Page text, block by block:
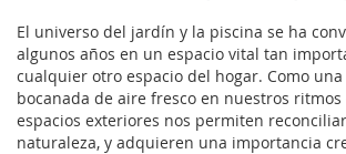
El universo del jardín y la piscina se ha
algunos años en un espacio vital tan
cualquier otro espacio del hogar. Como
bocanada de aire fresco en nuestros ritmos
espacios exteriores nos permiten
naturaleza, y adquieren una importancia